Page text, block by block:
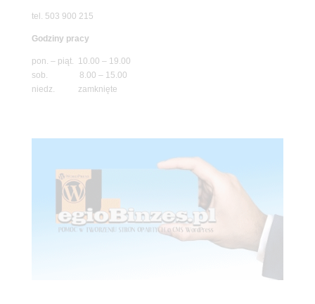
tel. 503 900 215
Godziny pracy
pon. – piąt. 10.00 – 19.00
sob. 8.00 – 15.00
niedz. zamknięte